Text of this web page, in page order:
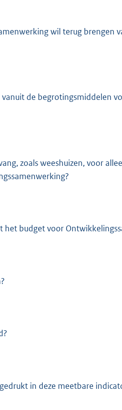
wil terug brengen
de begrotingsmiddelen
zoals weeshuizen, voor
budget voor
in deze meetbare